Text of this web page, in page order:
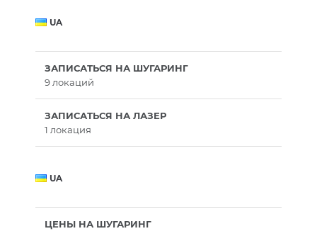
UA
ЗАПИСАТЬСЯ НА ШУГАРИНГ
9 локаций
ЗАПИСАТЬСЯ НА ЛАЗЕР
1 локация
UA
ЦЕНЫ НА ШУГАРИНГ